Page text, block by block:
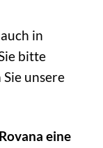
in
bitte
unsere
eine